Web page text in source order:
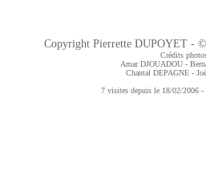
Copyright Pierrette DUPOYET -
Crédits
Amar DJOUADOU -
Chantal DEPAGNE -
7 visites depuis le 18/02/2006 -